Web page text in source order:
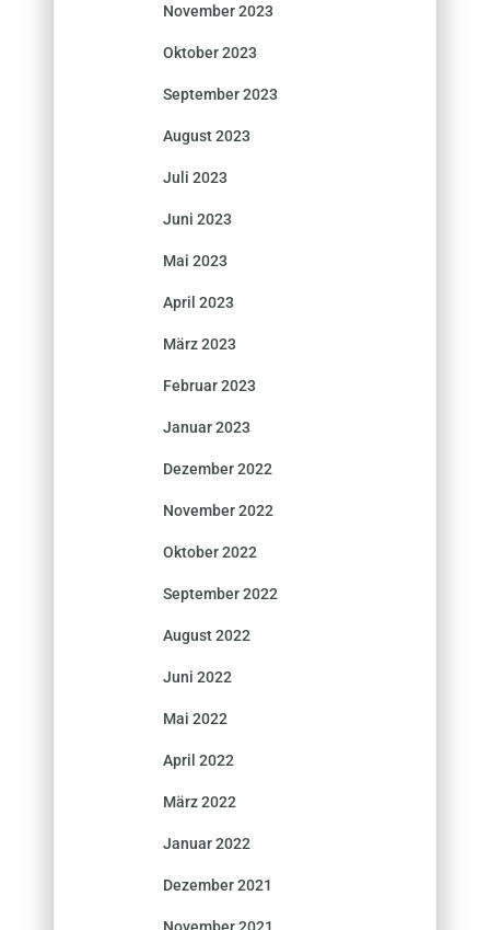
November 2023
Oktober 2023
September 2023
August 2023
Juli 2023
Juni 2023
Mai 2023
April 2023
März 2023
Februar 2023
Januar 2023
Dezember 2022
November 2022
Oktober 2022
September 2022
August 2022
Juni 2022
Mai 2022
April 2022
März 2022
Januar 2022
Dezember 2021